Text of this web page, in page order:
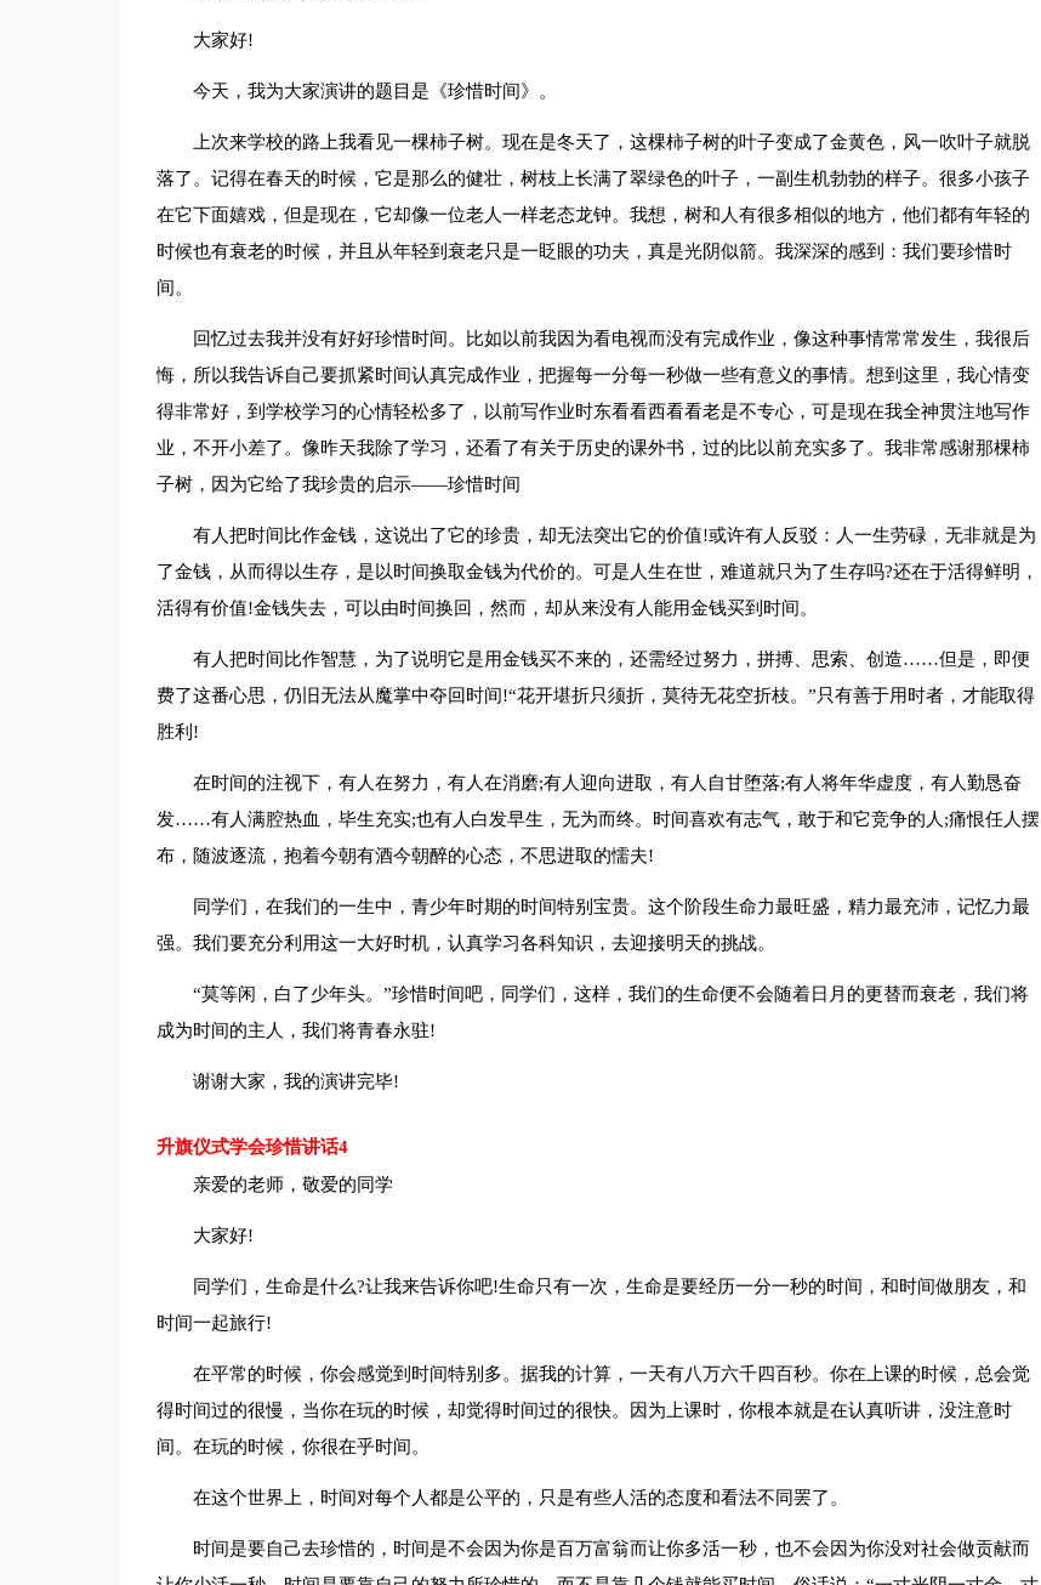
大家好!
今天，我为大家演讲的题目是《珍惜时间》。
上次来学校的路上我看见一棵柿子树。现在是冬天了，这棵柿子树的叶子变成了金黄色，风一吹叶子就脱
落了。记得在春天的时候，它是那么的健壮，树枝上长满了翠绿色的叶子，一副生机勃勃的样子。很多小孩子
在它下面嬉戏，但是现在，它却像一位老人一样老态龙钟。我想，树和人有很多相似的地方，他们都有年轻的
时候也有衰老的时候，并且从年轻到衰老只是一眨眼的功夫，真是光阴似箭。我深深的感到：我们要珍惜时
间。
回忆过去我并没有好好珍惜时间。比如以前我因为看电视而没有完成作业，像这种事情常常发生，我很后
悔，所以我告诉自己要抓紧时间认真完成作业，把握每一分每一秒做一些有意义的事情。想到这里，我心情变
得非常好，到学校学习的心情轻松多了，以前写作业时东看看西看看老是不专心，可是现在我全神贯注地写作
业，不开小差了。像昨天我除了学习，还看了有关于历史的课外书，过的比以前充实多了。我非常感谢那棵柿
子树，因为它给了我珍贵的启示——珍惜时间
有人把时间比作金钱，这说出了它的珍贵，却无法突出它的价值!或许有人反驳：人一生劳碌，无非就是为
了金钱，从而得以生存，是以时间换取金钱为代价的。可是人生在世，难道就只为了生存吗?还在于活得鲜明，
活得有价值!金钱失去，可以由时间换回，然而，却从来没有人能用金钱买到时间。
有人把时间比作智慧，为了说明它是用金钱买不来的，还需经过努力，拼搏、思索、创造……但是，即便
费了这番心思，仍旧无法从魔掌中夺回时间!“花开堪折只须折，莫待无花空折枝。”只有善于用时者，才能取得
胜利!
在时间的注视下，有人在努力，有人在消磨;有人迎向进取，有人自甘堕落;有人将年华虚度，有人勤恳奋
发……有人满腔热血，毕生充实;也有人白发早生，无为而终。时间喜欢有志气，敢于和它竞争的人;痛恨任人摆
布，随波逐流，抱着今朝有酒今朝醉的心态，不思进取的懦夫!
同学们，在我们的一生中，青少年时期的时间特别宝贵。这个阶段生命力最旺盛，精力最充沛，记忆力最
强。我们要充分利用这一大好时机，认真学习各科知识，去迎接明天的挑战。
“莫等闲，白了少年头。”珍惜时间吧，同学们，这样，我们的生命便不会随着日月的更替而衰老，我们将
成为时间的主人，我们将青春永驻!
谢谢大家，我的演讲完毕!
升旗仪式学会珍惜讲话4
亲爱的老师，敬爱的同学
大家好!
同学们，生命是什么?让我来告诉你吧!生命只有一次，生命是要经历一分一秒的时间，和时间做朋友，和
时间一起旅行!
在平常的时候，你会感觉到时间特别多。据我的计算，一天有八万六千四百秒。你在上课的时候，总会觉
得时间过的很慢，当你在玩的时候，却觉得时间过的很快。因为上课时，你根本就是在认真听讲，没注意时
间。在玩的时候，你很在乎时间。
在这个世界上，时间对每个人都是公平的，只是有些人活的态度和看法不同罢了。
时间是要自己去珍惜的，时间是不会因为你是百万富翁而让你多活一秒，也不会因为你没对社会做贡献而